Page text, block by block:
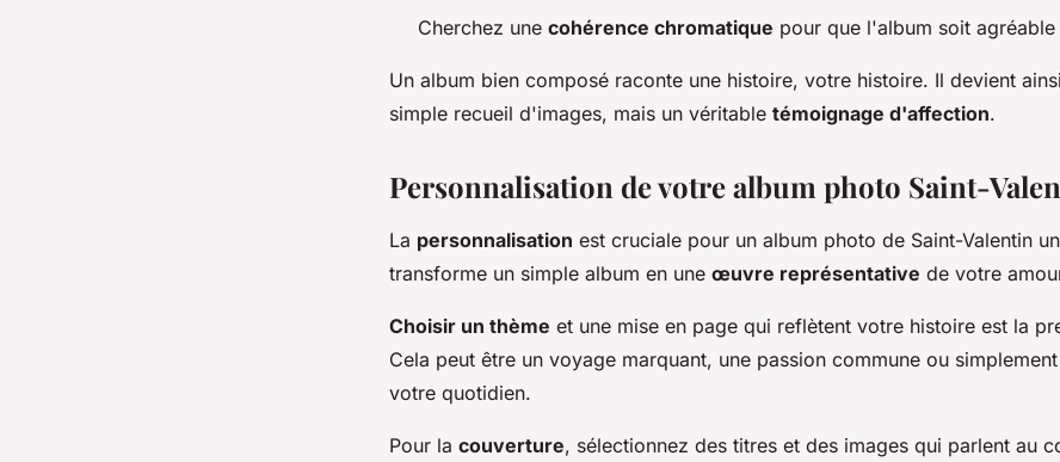
Cherchez une cohérence chromatique pour que l'album soit
Un album bien composé raconte une histoire, votre histoire. Il devient
simple recueil d'images, mais un véritable témoignage d'affection.
Personnalisation de votre album photo Saint-
La personnalisation est cruciale pour un album photo de Saint-Valentin
transforme un simple album en une œuvre représentative de votre
Choisir un thème et une mise en page qui reflètent votre histoire est la
Cela peut être un voyage marquant, une passion commune ou
votre quotidien.
Pour la couverture, sélectionnez des titres et des images qui parlent au